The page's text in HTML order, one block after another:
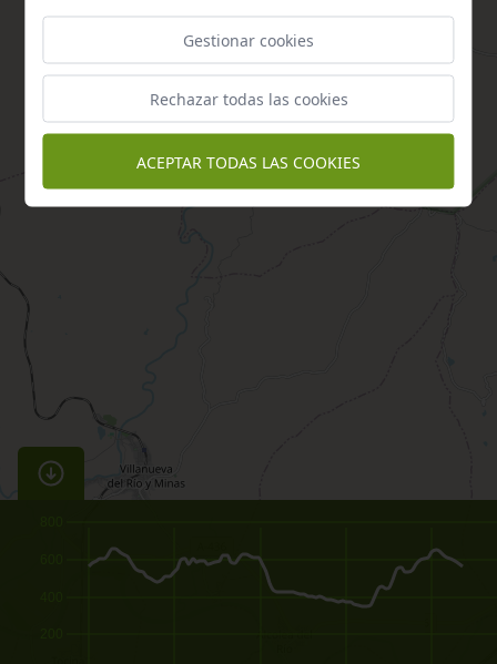
Gestionar cookies
Rechazar todas las cookies
ACEPTAR TODAS LAS COOKIES